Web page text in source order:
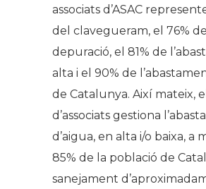
associats d’ASAC
del clavegueram, el 76%
depuració, el 81% de
alta i el 90% de
de Catalunya. Així mateix,
d’associats gestiona
d’aigua, en alta i/o baixa, a
85% de la població de
sanejament